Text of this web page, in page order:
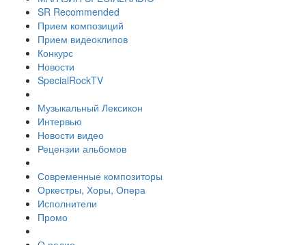
SR Recommended
Прием композиций
Прием видеоклипов
Конкурс
Новости
SpecialRockTV
Музыкальный Лексикон
Интервью
Новости видео
Рецензии альбомов
Современные композиторы
Оркестры, Хоры, Опера
Исполнители
Промо